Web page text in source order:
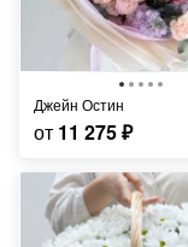
Джейн Остин
от 11 275₽